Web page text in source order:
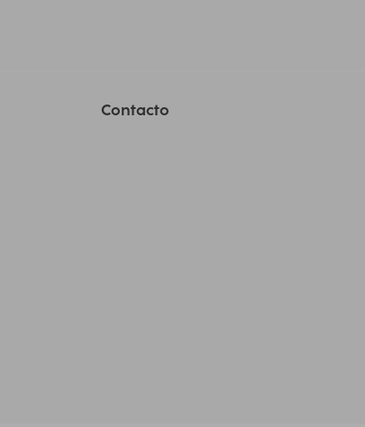
Contacto